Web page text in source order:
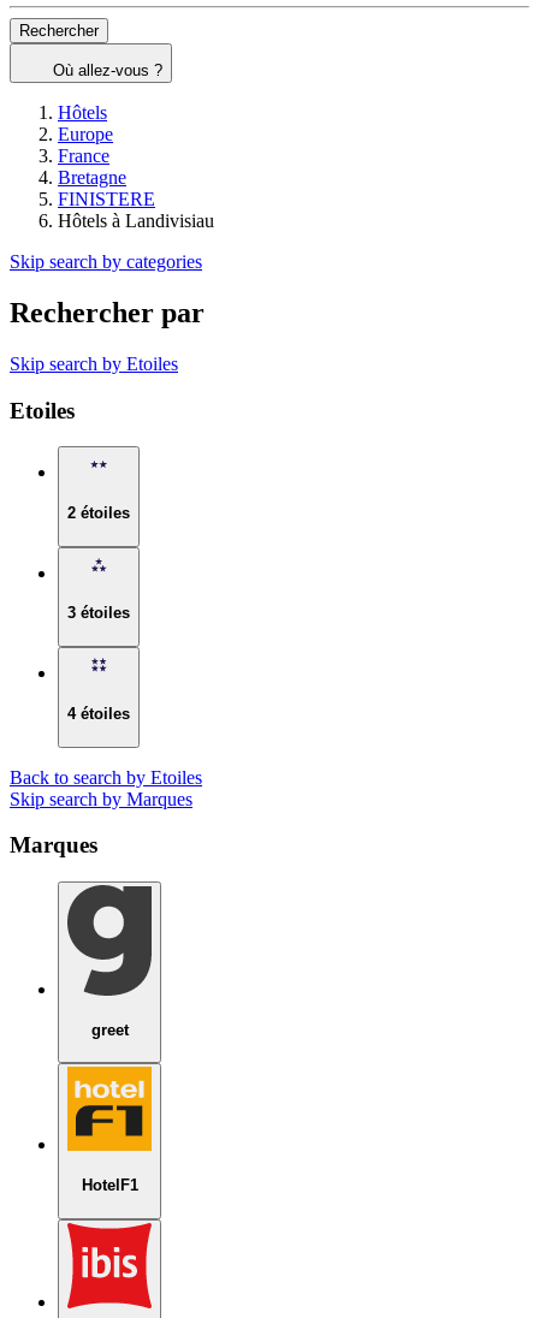
Rechercher
Où allez-vous ?
Hôtels
Europe
France
Bretagne
FINISTERE
Hôtels à Landivisiau
Skip search by categories
Rechercher par
Skip search by Etoiles
Etoiles
2 étoiles
3 étoiles
4 étoiles
Back to search by Etoiles
Skip search by Marques
Marques
greet
HotelF1